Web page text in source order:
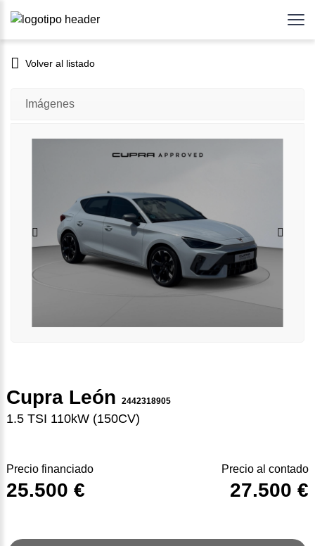
Volver al listado
Imágenes
Cupra León 2442318905
1.5 TSI 110kW (150CV)
Precio financiado
25.500 €
Precio al contado
27.500 €